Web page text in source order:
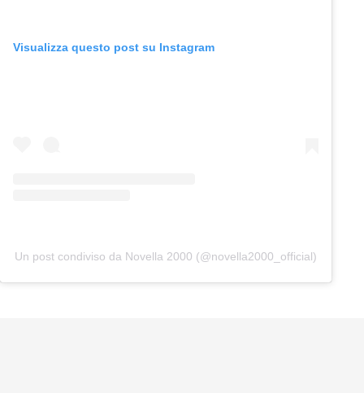
Visualizza questo post su Instagram
Un post condiviso da Novella 2000 (@novella2000_official)